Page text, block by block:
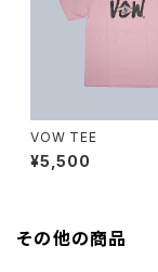
VOW TEE
¥5,500
その他の商品